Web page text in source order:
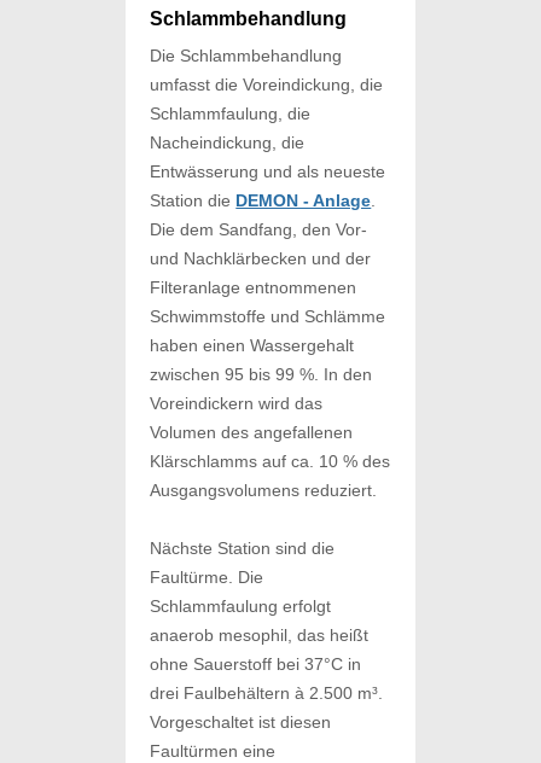
Schlammbehandlung
Die Schlammbehandlung
umfasst die Voreindickung, die
Schlammfaulung, die
Nacheindickung, die
Entwässerung und als neueste
Station die DEMON - Anlage.
Die dem Sandfang, den Vor-
und Nachklärbecken und der
Filteranlage entnommenen
Schwimmstoffe und Schlämme
haben einen Wassergehalt
zwischen 95 bis 99 %. In den
Voreindickern wird das
Volumen des angefallenen
Klärschlamms auf ca. 10 % des
Ausgangsvolumens reduziert.
Nächste Station sind die
Faultürme. Die
Schlammfaulung erfolgt
anaerob mesophil, das heißt
ohne Sauerstoff bei 37°C in
drei Faulbehältern à 2.500 m³.
Vorgeschaltet ist diesen
Faultürmen eine